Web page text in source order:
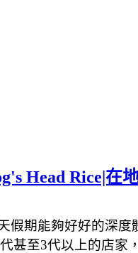
Head Rice|
假期能夠好好的深
甚至3代以上的店